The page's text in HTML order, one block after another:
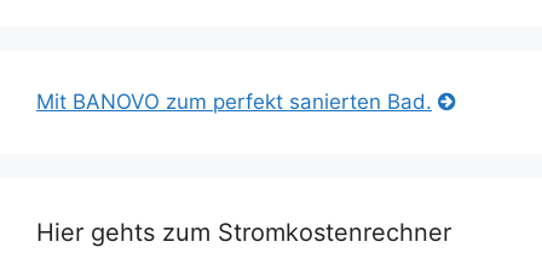
Mit BANOVO zum perfekt sanierten Bad.
Hier gehts zum Stromkostenrechner